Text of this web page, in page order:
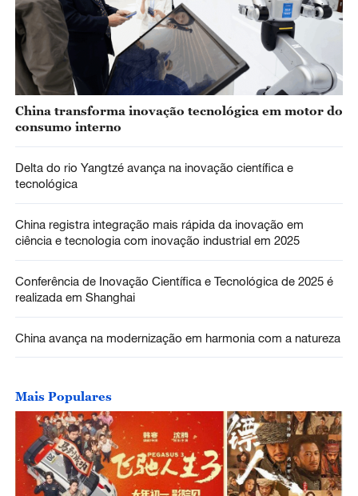
China transforma inovação tecnológica em motor do
consumo interno
Delta do rio Yangtzé avança na inovação científica e
tecnológica
China registra integração mais rápida da inovação em
ciência e tecnologia com inovação industrial em 2025
Conferência de Inovação Científica e Tecnológica de 2025 é
realizada em Shanghai
China avança na modernização em harmonia com a natureza
Mais Populares